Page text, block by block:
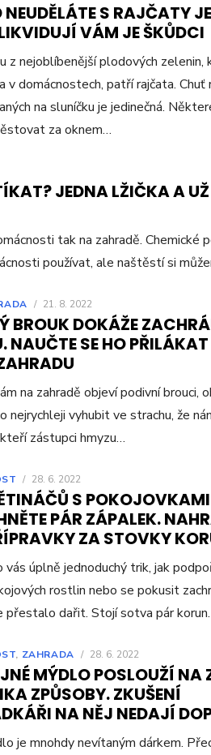
NEUDĚLÁTE S RAJČATY
VÁM JE ŠKŮDCI
z nejoblíbenější plodových zelenin,
v domácnostech, patří rajčata. Chuť
na sluníčku je jedinečná.
za oknem…
JEDNA LŽIČKA A
tak na zahradě. Chemické
používat, ale naštěstí si
/ 21. 8. 2022
BROUK DOKÁŽE
NAUČTE SE HO
na zahradě objeví podivní brouci,
nejrychleji vyhubit ve strachu, že
zástupci hmyzu…
/ 28. 6. 2022
S
PÁR ZÁPALEK.
ZA STOVKY
vás úplně jednoduchý trik, jak
rostlin nebo se pokusit
přestalo dařit. Stojí sotva pár
, ZAHRADA / 28. 6. 2022
MÝDLO POSLOUŽÍ NA
ZPŮSOBY. ZKUŠENÍ
NA NĚJ NEDAJÍ
je mnohdy nevítaným dárkem.